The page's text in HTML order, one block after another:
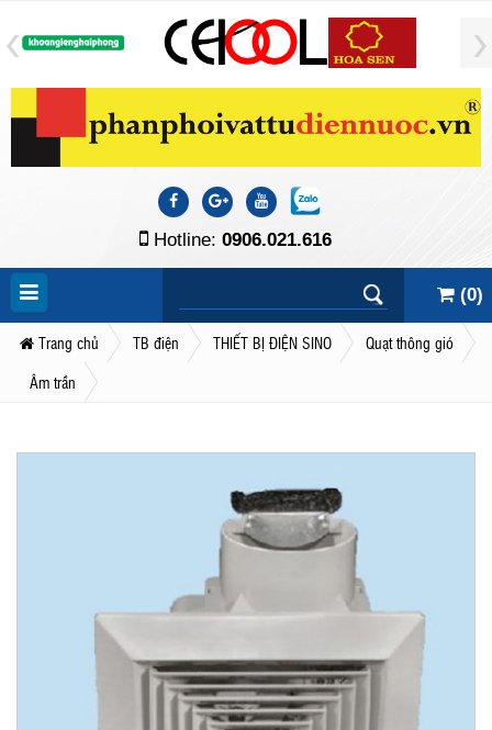
Hotline: 0906.021.616
(0)
Trang chủ TB điện THIẾT BỊ ĐIỆN SINO
Quạt thông gió
Âm trần